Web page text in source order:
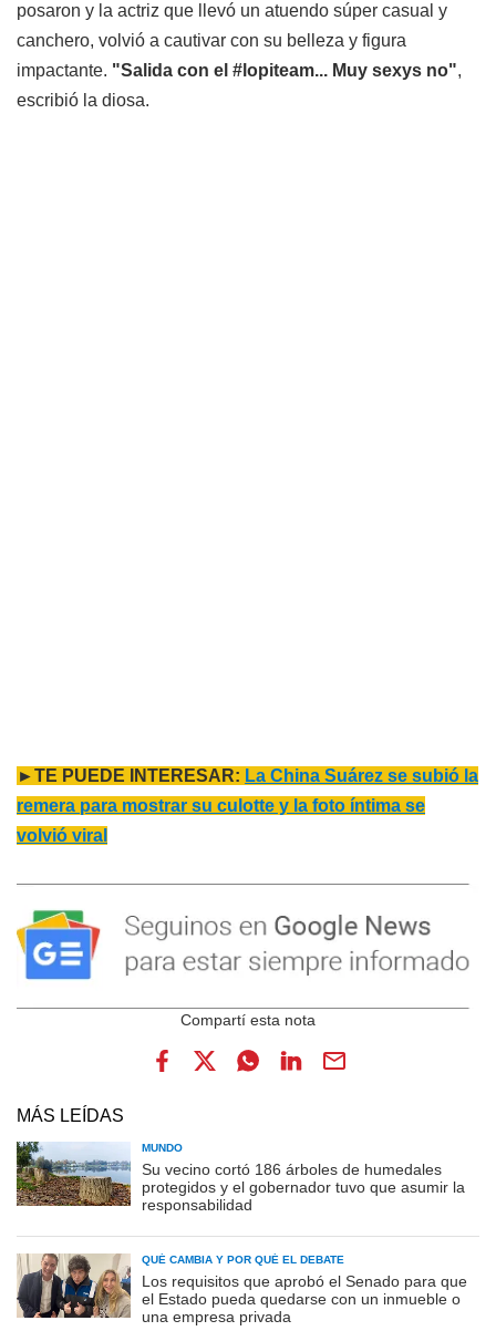
posaron y la actriz que llevó un atuendo súper casual y
canchero, volvió a cautivar con su belleza y figura
impactante. "Salida con el #lopiteam... Muy sexys no",
escribió la diosa.
►TE PUEDE INTERESAR: La China Suárez se subió la
remera para mostrar su culotte y la foto íntima se
volvió viral
MÁS LEÍDAS
MUNDO
Su vecino cortó 186 árboles de humedales
protegidos y el gobernador tuvo que asumir la
responsabilidad
QUÉ CAMBIA Y POR QUÉ EL DEBATE
Los requisitos que aprobó el Senado para que
el Estado pueda quedarse con un inmueble o
una empresa privada